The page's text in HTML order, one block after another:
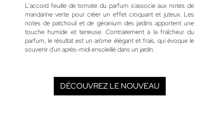
L'accord feuille de tomate du parfum s'associe aux notes de
mandarine verte pour créer un effet croquant et juteux. Les
notes de patchouli et de géranium des jardins apportent une
touche humide et terreuse. Contrairement à la fraîcheur du
parfum, le résultat est un arôme élégant et frais, qui évoque le
souvenir d'un après-midi ensoleillé dans un jardin.
DÉCOUVREZ LE NOUVEAU